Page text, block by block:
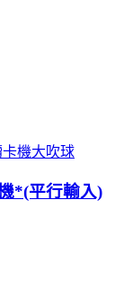
機大吹球
*(平行輸入)